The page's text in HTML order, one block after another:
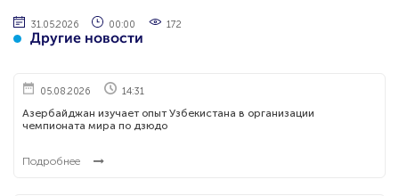
31.05.2026 00:00 172
Другие новости
05.08.2026 14:31
Азербайджан изучает опыт Узбекистана в организации
чемпионата мира по дзюдо
Подробнее